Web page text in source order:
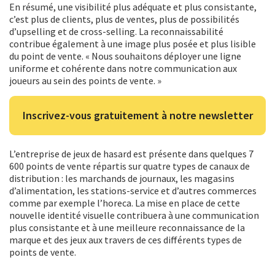
En résumé, une visibilité plus adéquate et plus consistante,
c’est plus de clients, plus de ventes, plus de possibilités
d’upselling et de cross-selling. La reconnaissabilité
contribue également à une image plus posée et plus lisible
du point de vente. « Nous souhaitons déployer une ligne
uniforme et cohérente dans notre communication aux
joueurs au sein des points de vente. »
Inscrivez-vous gratuitement à notre newsletter
L’entreprise de jeux de hasard est présente dans quelques 7
600 points de vente répartis sur quatre types de canaux de
distribution : les marchands de journaux, les magasins
d’alimentation, les stations-service et d’autres commerces
comme par exemple l’horeca. La mise en place de cette
nouvelle identité visuelle contribuera à une communication
plus consistante et à une meilleure reconnaissance de la
marque et des jeux aux travers de ces différents types de
points de vente.